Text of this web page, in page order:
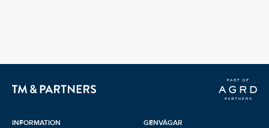
INFORMATION GENVÄGAR